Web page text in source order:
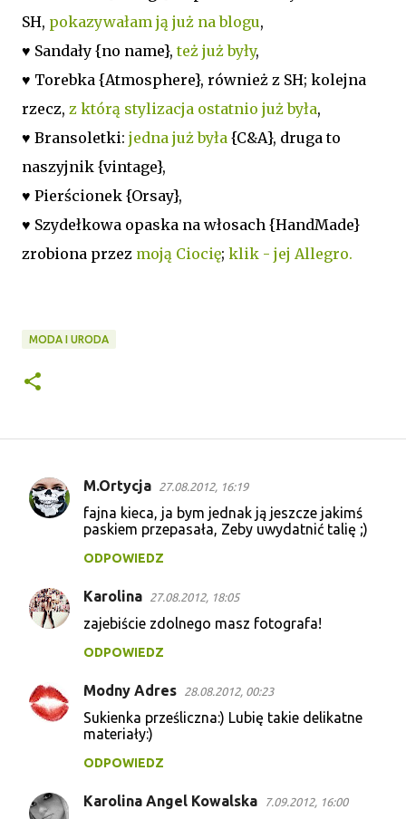
SH, pokazywałam ją już na blogu,
♥ Sandały {no name}, też już były,
♥ Torebka {Atmosphere}, również z SH; kolejna
rzecz, z którą stylizacja ostatnio już była,
♥ Bransoletki: jedna już była {C&A}, druga to
naszyjnik {vintage},
♥ Pierścionek {Orsay},
♥ Szydełkowa opaska na włosach {HandMade}
zrobiona przez moją Ciocię; klik - jej Allegro.
MODA I URODA
K
n
t
z
M.Ortycja 27.08.2012, 16:19
fajna kieca, ja bym jednak ją jeszcze jakimś
paskiem przepasała, Zeby uwydatnić talię ;)
ODPOWIEDZ
Karolina 27.08.2012, 18:05
zajebiście zdolnego masz fotografa!
ODPOWIEDZ
Modny Adres 28.08.2012, 00:23
Sukienka prześliczna:) Lubię takie delikatne
materiały:)
ODPOWIEDZ
Karolina Angel Kowalska 7.09.2012, 16:00